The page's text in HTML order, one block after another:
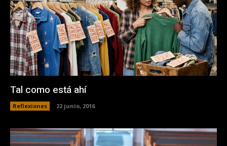
Tal como está ahí
Reflexiones 22 junio, 2016